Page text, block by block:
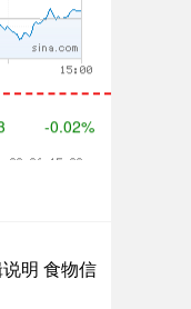
-0.02%
明 食物信